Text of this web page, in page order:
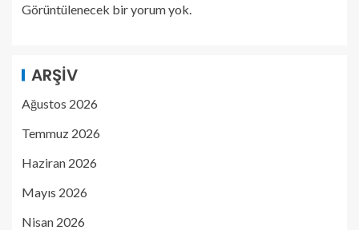
Görüntülenecek bir yorum yok.
ARŞIV
Ağustos 2026
Temmuz 2026
Haziran 2026
Mayıs 2026
Nisan 2026